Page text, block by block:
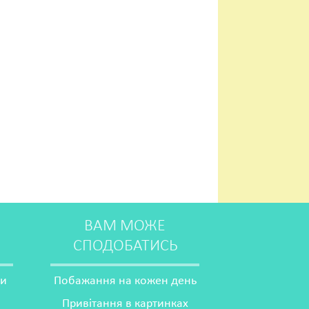
ВАМ МОЖЕ
СПОДОБАТИСЬ
Побажання на кожен день
Привітання в картинках